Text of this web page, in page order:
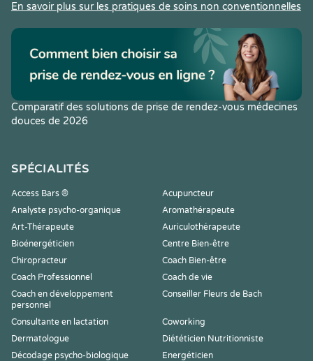
En savoir plus sur les pratiques de soins non conventionnelles
Comparatif des solutions de prise de rendez-vous médecines
douces de 2026
SPÉCIALITÉS
Access Bars ®
Acupuncteur
Analyste psycho-organique
Aromathérapeute
Art-Thérapeute
Auriculothérapeute
Bioénergéticien
Centre Bien-être
Chiropracteur
Coach Bien-être
Coach Professionnel
Coach de vie
Coach en développement
personnel
Conseiller Fleurs de Bach
Consultante en lactation
Coworking
Dermatologue
Diététicien Nutritionniste
Décodage psycho-biologique
Energéticien